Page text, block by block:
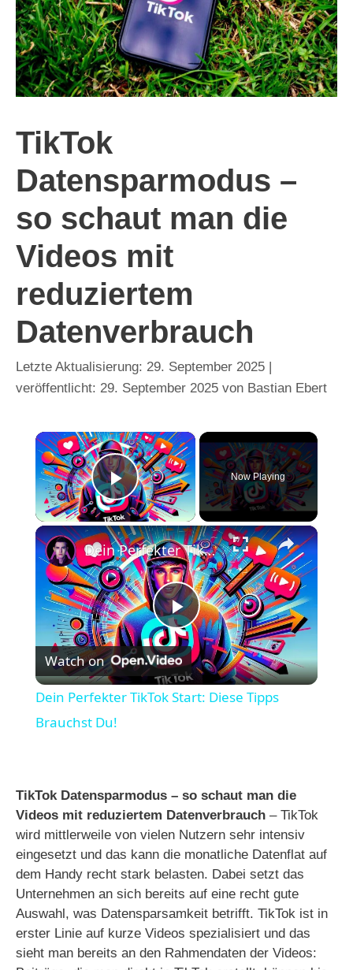
TikTok
Datensparmodus –
so schaut man die
Videos mit
reduziertem
Datenverbrauch
29. September 2025
29. September 2025 von Bastian Ebert
×
Play Video
Now Playing
×
P
l
V
i
d
e
Dein Perfekter TikTok Start: Diese Tipps Brauchst Du!
Watch on
Dein Perfekter TikTok Start: Diese Tipps
Brauchst Du!
TikTok Datensparmodus – so schaut man die
Videos mit reduziertem Datenverbrauch – TikTok
wird mittlerweile von vielen Nutzern sehr intensiv
eingesetzt und das kann die monatliche Datenflat auf
dem Handy recht stark belasten. Dabei setzt das
Unternehmen an sich bereits auf eine recht gute
Auswahl, was Datensparsamkeit betrifft. TikTok ist in
erster Linie auf kurze Videos spezialisiert und das
sieht man bereits an den Rahmendaten der Videos: